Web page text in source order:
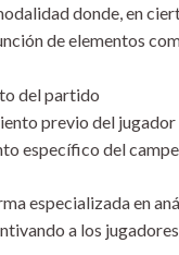
donde, en
de elementos
del partido
previo del jugador
específico del
especializada en
a los